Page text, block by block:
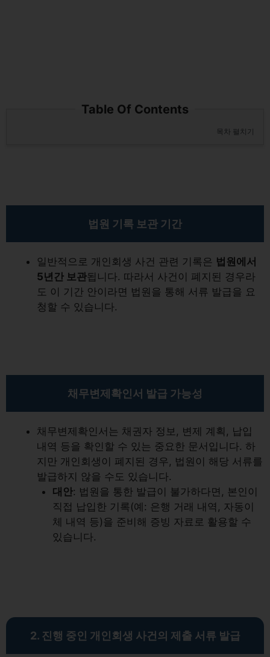
Table Of Contents
목차 펼치기
법원 기록 보관 기간
일반적으로 개인회생 사건 관련 기록은 법원에서
5년간 보관됩니다. 따라서 사건이 폐지된 경우라
도 이 기간 안이라면 법원을 통해 서류 발급을 요
청할 수 있습니다.
채무변제확인서 발급 가능성
채무변제확인서는 채권자 정보, 변제 계획, 납입
내역 등을 확인할 수 있는 중요한 문서입니다. 하
지만 개인회생이 폐지된 경우, 법원이 해당 서류를
발급하지 않을 수도 있습니다.
대안: 법원을 통한 발급이 불가하다면, 본인이
직접 납입한 기록(예: 은행 거래 내역, 자동이
체 내역 등)을 준비해 증빙 자료로 활용할 수
있습니다.
2. 진행 중인 개인회생 사건의 제출 서류 발급